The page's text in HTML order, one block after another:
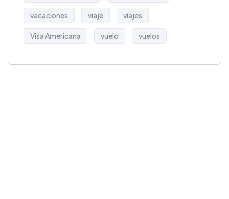
vacaciones viaje viajes
Visa Americana vuelo vuelos